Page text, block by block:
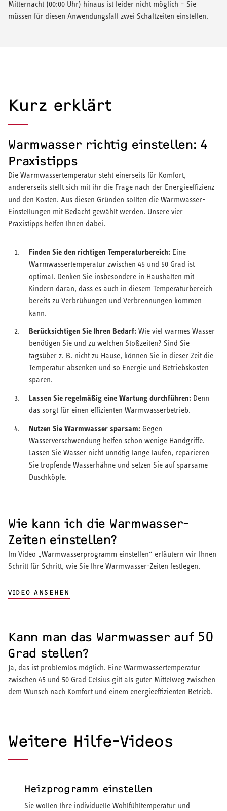
Mitternacht (00:00 Uhr) hinaus ist leider nicht möglich – Sie
müssen für diesen Anwendungsfall zwei Schaltzeiten einstellen.
Kurz erklärt
Warmwasser richtig einstellen: 4
Praxistipps
Die Warmwassertemperatur steht einerseits für Komfort,
andererseits stellt sich mit ihr die Frage nach der Energieeffizienz
und den Kosten. Aus diesen Gründen sollten die Warmwasser-
Einstellungen mit Bedacht gewählt werden. Unsere vier
Praxistipps helfen Ihnen dabei.
Finden Sie den richtigen Temperaturbereich: Eine
Warmwassertemperatur zwischen 45 und 50 Grad ist
optimal. Denken Sie insbesondere in Haushalten mit
Kindern daran, dass es auch in diesem Temperaturbereich
bereits zu Verbrühungen und Verbrennungen kommen
kann.
Berücksichtigen Sie Ihren Bedarf: Wie viel warmes Wasser
benötigen Sie und zu welchen Stoßzeiten? Sind Sie
tagsüber z. B. nicht zu Hause, können Sie in dieser Zeit die
Temperatur absenken und so Energie und Betriebskosten
sparen.
Lassen Sie regelmäßig eine Wartung durchführen: Denn
das sorgt für einen effizienten Warmwasserbetrieb.
Nutzen Sie Warmwasser sparsam: Gegen
Wasserverschwendung helfen schon wenige Handgriffe.
Lassen Sie Wasser nicht unnötig lange laufen, reparieren
Sie tropfende Wasserhähne und setzen Sie auf sparsame
Duschköpfe.
Wie kann ich die Warmwasser-
Zeiten einstellen?
Im Video „Warmwasserprogramm einstellen“ erläutern wir Ihnen
Schritt für Schritt, wie Sie Ihre Warmwasser-Zeiten festlegen.
VIDEO ANSEHEN
Kann man das Warmwasser auf 50
Grad stellen?
Ja, das ist problemlos möglich. Eine Warmwassertemperatur
zwischen 45 und 50 Grad Celsius gilt als guter Mittelweg zwischen
dem Wunsch nach Komfort und einem energieeffizienten Betrieb.
Weitere Hilfe-Videos
Heizprogramm einstellen
Sie wollen Ihre individuelle Wohlfühltemperatur und